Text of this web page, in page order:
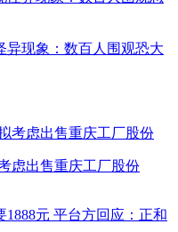
异现象：数百人围观恐大
虑出售重庆工厂股份